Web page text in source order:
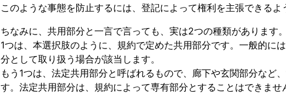
このような事態を防止するには、登記によって権利を主張できるよ
ちなみに、共用部分と一言で言っても、実は2つの種類があります。
1つは、本選択肢のように、規約で定めた共用部分です。一般的に
分として取り扱う場合が該当します。
もう1つは、法定共用部分と呼ばれるもので、廊下や玄関部分など
す。法定共用部分は、規約によって専有部分とすることはできま